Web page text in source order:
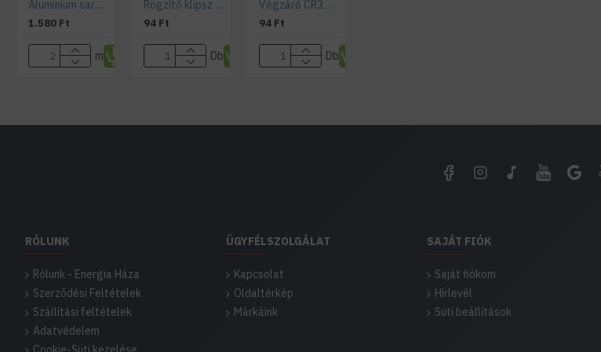
Aluminium sarok LED profil CR3 ezüst színű eloxált opál fedővel
1.580 Ft
m
Rögzítő klipsz CR3 sarok alumínium profilhoz
94 Ft
Db
Végzáró CR3 profilhoz "lyukas"
94 Ft
Db
RÓLUNK
Rólunk - Energia Háza
Szerződési Feltételek
Szállítási feltételek
Adatvédelem
ÜGYFÉLSZOLGÁLAT
Kapcsolat
Oldaltérkép
Márkáink
SAJÁT FIÓK
Saját fiókom
Hírlevél
Süti beállítások